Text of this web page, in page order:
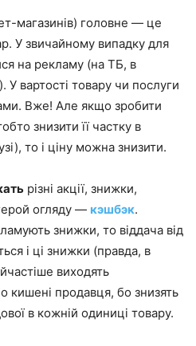
магазинів) головне — це
У звичайному випадку для
на рекламу (на ТБ, в
У вартості товару чи послуги
Вже! Але якщо зробити
знизити її частку в
то і ціну можна знизити.
різні акції, знижки,
огляду — кэшбэк.
знижки, то віддача від
і ці знижки (правда, в
виходять
кишені продавця, бо знизять
в кожній одиниці товару.